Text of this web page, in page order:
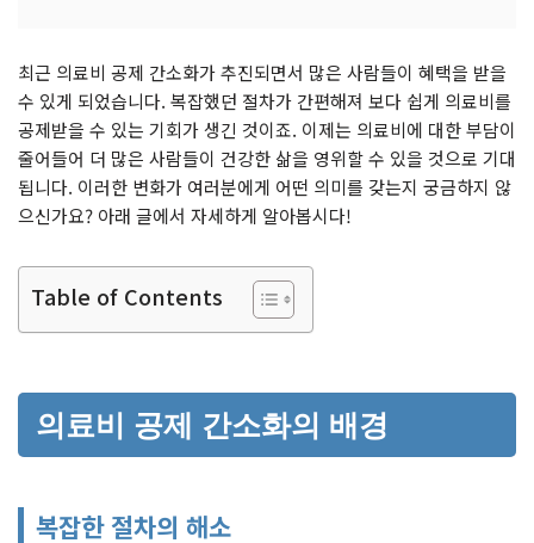
최근 의료비 공제 간소화가 추진되면서 많은 사람들이 혜택을 받을
수 있게 되었습니다. 복잡했던 절차가 간편해져 보다 쉽게 의료비를
공제받을 수 있는 기회가 생긴 것이죠. 이제는 의료비에 대한 부담이
줄어들어 더 많은 사람들이 건강한 삶을 영위할 수 있을 것으로 기대
됩니다. 이러한 변화가 여러분에게 어떤 의미를 갖는지 궁금하지 않
으신가요? 아래 글에서 자세하게 알아봅시다!
Table of Contents
의료비 공제 간소화의 배경
복잡한 절차의 해소